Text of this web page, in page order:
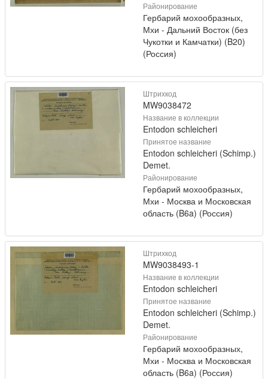
Районирование
Гербарий мохообразных,
Мхи - Дальний Восток (без
Чукотки и Камчатки) (B20)
(Россия)
Штрихкод
MW9038472
Название в коллекции
Entodon schleicheri
Принятое название
Entodon schleicheri (Schimp.)
Demet.
Районирование
Гербарий мохообразных,
Мхи - Москва и Московская
область (B6a) (Россия)
Штрихкод
MW9038493-1
Название в коллекции
Entodon schleicheri
Принятое название
Entodon schleicheri (Schimp.)
Demet.
Районирование
Гербарий мохообразных,
Мхи - Москва и Московская
область (B6a) (Россия)